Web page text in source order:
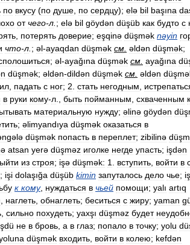
по вкусу (по душе по сердцу); elə bil başına
от чего-л ; elə bil göydən düşüb как будто с
потерять доверие; eşqinə düşmək nəyin
что-л ; əl-ayaqdan düşmək см əldən düşmək;
; əl-ayağına düşmək см ayağına
düşmək; əldən-dildən düşmək см əldən
падать с ног; 2 стать негодным
в руки кому-л быть пойманным схваченным
материальную нужду; əlinə göydən
; əlimyandıya düşmək оказаться в
düşmək попасть в переплет; zibilinə
atsan yerə düşməz иголке негде упасть; işdən
из строя; işə düşmək: 1 вступить войти в
; işi dolaşığa düşüb kimin запуталось дело чье;
к кому, нуждаться в чьей помощи; yalı artıq
наглеть обнаглеть; беситься с жиру; yaman
сильно похудеть; yaxşı düşməz будет
не в бровь а в глаз; попало в точку; yolu
düşmək входить войти в колею; kefdən